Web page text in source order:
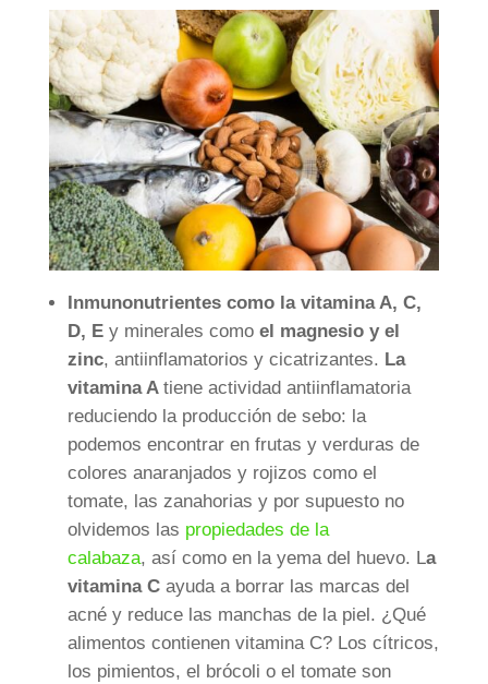
Inmunonutrientes como la vitamina A, C,
D, E y minerales como el magnesio y el
zinc, antiinflamatorios y cicatrizantes. La
vitamina A tiene actividad antiinflamatoria
reduciendo la producción de sebo: la
podemos encontrar en frutas y verduras de
colores anaranjados y rojizos como el
tomate, las zanahorias y por supuesto no
olvidemos las propiedades de la
calabaza, así como en la yema del huevo. La
vitamina C ayuda a borrar las marcas del
acné y reduce las manchas de la piel. ¿Qué
alimentos contienen vitamina C? Los cítricos,
los pimientos, el brócoli o el tomate son